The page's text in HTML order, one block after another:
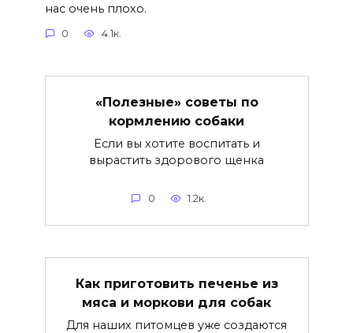
нас очень плохо.
0 4.1к.
«Полезные» советы по
кормлению собаки
Если вы хотите воспитать и
вырастить здорового щенка
0 1.2к.
Как приготовить печенье из
мяса и моркови для собак
Для наших питомцев уже создаются